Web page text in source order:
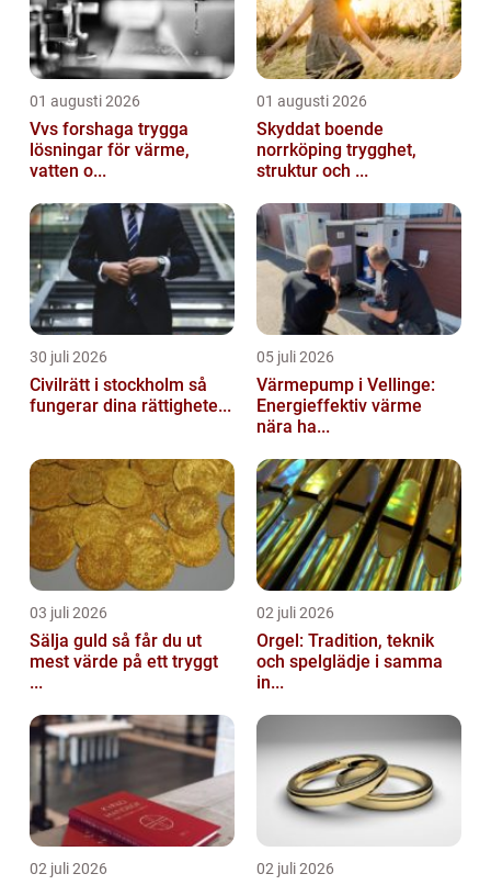
01 augusti 2026
Vvs forshaga trygga
lösningar för värme,
vatten o...
01 augusti 2026
Skyddat boende
norrköping trygghet,
struktur och ...
30 juli 2026
Civilrätt i stockholm så
fungerar dina rättighete...
05 juli 2026
Värmepump i Vellinge:
Energieffektiv värme
nära ha...
03 juli 2026
Sälja guld så får du ut
mest värde på ett tryggt
...
02 juli 2026
Orgel: Tradition, teknik
och spelglädje i samma
in...
02 juli 2026 02 juli 2026